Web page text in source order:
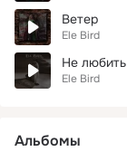
Ветер
Ele Bird
Не любить
Ele Bird
Альбомы